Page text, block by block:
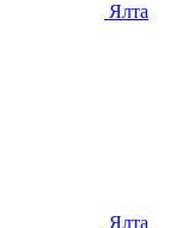
Ялта
Ялта